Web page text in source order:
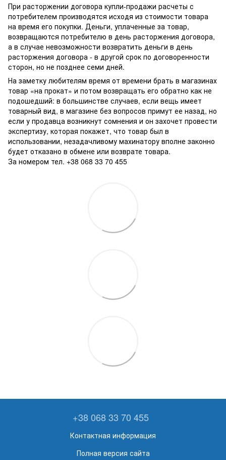
При расторжении договора купли-продажи расчеты с
потребителем производятся исходя из стоимости товара
на время его покупки. Деньги, уплаченные за товар,
возвращаются потребителю в день расторжения договора,
а в случае невозможности возвратить деньги в день
расторжения договора - в другой срок по договоренности
сторон, но не позднее семи дней.
На заметку любителям время от времени брать в магазинах
товар «на прокат» и потом возвращать его обратно как не
подошедший: в большинстве случаев, если вещь имеет
товарный вид, в магазине без вопросов примут ее назад, но
если у продавца возникнут сомнения и он захочет провести
экспертизу, которая покажет, что товар был в
использовании, незадачливому махинатору вполне законно
будет отказано в обмене или возврате товара.
За номером тел. +38 068 33 70 455
+38 068 33 70 455
Контактная информация
Полная версия сайта